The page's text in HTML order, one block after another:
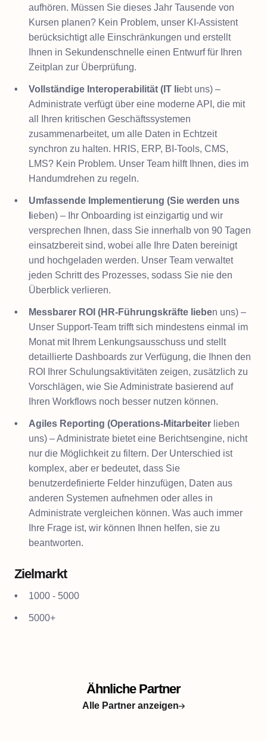
aufhören. Müssen Sie dieses Jahr Tausende von
Kursen planen? Kein Problem, unser KI-Assistent
berücksichtigt alle Einschränkungen und erstellt
Ihnen in Sekundenschnelle einen Entwurf für Ihren
Zeitplan zur Überprüfung.
Vollständige Interoperabilität (IT liebt uns) –
Administrate verfügt über eine moderne API, die mit
all Ihren kritischen Geschäftssystemen
zusammenarbeitet, um alle Daten in Echtzeit
synchron zu halten. HRIS, ERP, BI-Tools, CMS,
LMS? Kein Problem. Unser Team hilft Ihnen, dies im
Handumdrehen zu regeln.
Umfassende Implementierung (Sie werden uns
ieben) – Ihr Onboarding ist einzigartig und wir
versprechen Ihnen, dass Sie innerhalb von 90 Tagen
einsatzbereit sind, wobei alle Ihre Daten bereinigt
und hochgeladen werden. Unser Team verwaltet
jeden Schritt des Prozesses, sodass Sie nie den
Überblick verlieren.
Messbarer ROI (HR-Führungskräfte lieben uns) –
Unser Support-Team trifft sich mindestens einmal im
Monat mit Ihrem Lenkungsausschuss und stellt
detaillierte Dashboards zur Verfügung, die Ihnen den
ROI Ihrer Schulungsaktivitäten zeigen, zusätzlich zu
Vorschlägen, wie Sie Administrate basierend auf
Ihren Workflows noch besser nutzen können.
Agiles Reporting (Operations-Mitarbeiter lieben
uns) – Administrate bietet eine Berichtsengine, nicht
nur die Möglichkeit zu filtern. Der Unterschied ist
komplex, aber er bedeutet, dass Sie
benutzerdefinierte Felder hinzufügen, Daten aus
anderen Systemen aufnehmen oder alles in
Administrate vergleichen können. Was auch immer
Ihre Frage ist, wir können Ihnen helfen, sie zu
beantworten.
Zielmarkt
1000 - 5000
5000+
Ähnliche Partner
Alle Partner anzeigen